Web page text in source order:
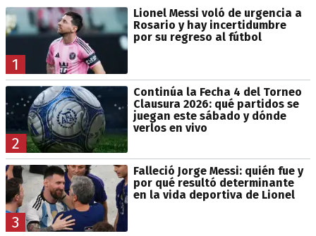
1
Lionel Messi voló de urgencia a
Rosario y hay incertidumbre
por su regreso al fútbol
2
Continúa la Fecha 4 del Torneo
Clausura 2026: qué partidos se
juegan este sábado y dónde
verlos en vivo
3
Falleció Jorge Messi: quién fue y
por qué resultó determinante
en la vida deportiva de Lionel